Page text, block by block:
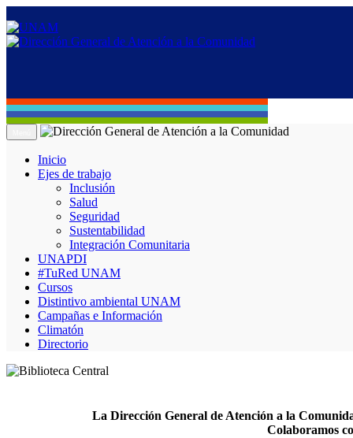
Inicio
Ejes de trabajo
Inclusión
Salud
Seguridad
Sustentabilidad
Integración Comunitaria
UNAPDI
#TuRed UNAM
Cursos
Distintivo ambiental UNAM
Campañas e Información
Climatón
Directorio
La Dirección General de Atención a la
Colaboramos